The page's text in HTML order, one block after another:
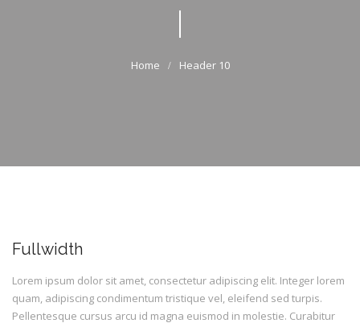
Header 10
Fullwidth
Lorem ipsum dolor sit amet, consectetur adipiscing elit. Integer lorem
quam, adipiscing condimentum tristique vel, eleifend sed turpis.
Pellentesque cursus arcu id magna euismod in molestie. Curabitur